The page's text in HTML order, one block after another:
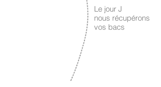
Le jour J
nous récupérons
vos bacs